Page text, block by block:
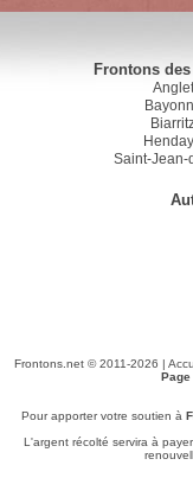
Frontons
Anglet
Saint-Jean-
Frontons.net © 2011-2026 |
Pour apporter votre soutien à
L'argent récolté servira à